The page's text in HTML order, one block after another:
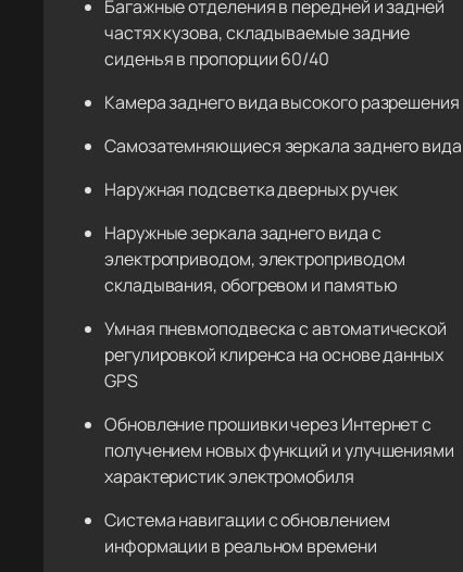
Багажные отделения в передней и задней
частях кузова, складываемые задние
сиденья в пропорции 60/40
Камера заднего вида высокого разрешения
Самозатемняющиеся зеркала заднего вида
Наружная подсветка дверных ручек
Наружные зеркала заднего вида с
электроприводом, электроприводом
складывания, обогревом и памятью
Умная пневмоподвеска с автоматической
регулировкой клиренса на основе данных
GPS
Обновление прошивки через Интернет с
получением новых функций и улучшениями
характеристик электромобиля
Система навигации с обновлением
информации в реальном времени